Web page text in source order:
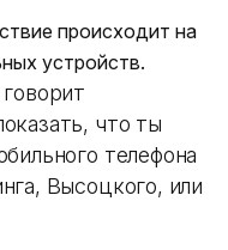
происходит на
устройств.
что ты
телефона
Высоцкого, или